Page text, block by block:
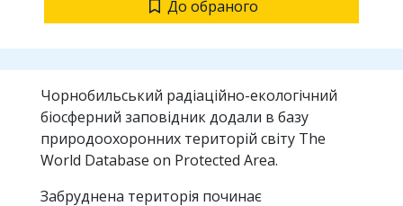
До обраного
Чорнобильський радіаційно-екологічний
біосферний заповідник додали в базу
природоохоронних територій світу The
World Database on Protected Area.
Забруднена територія починає